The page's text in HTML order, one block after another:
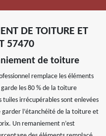
DE TOITURE ET
57470
de toiture
remplace les éléments
les 80 % de la toiture
irrécupérables sont enlevées
garder l’étanchéité de la toiture et
Un remaniement n’est